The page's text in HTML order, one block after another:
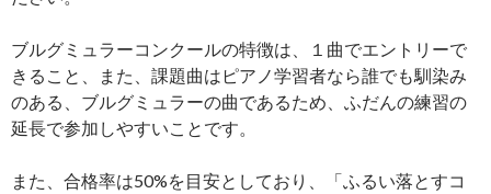
ブルグミュラーコンクールの特徴は、１曲でエントリーで
きること、また、課題曲はピアノ学習者なら誰でも馴染み
のある、ブルグミュラーの曲であるため、ふだんの練習の
延長で参加しやすいことです。
また、合格率は50%を目安としており、「ふるい落とすコ